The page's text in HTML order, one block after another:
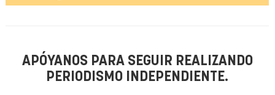
APÓYANOS PARA SEGUIR REALIZANDO
PERIODISMO INDEPENDIENTE.